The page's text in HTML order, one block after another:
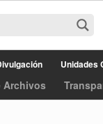
Unidades
Archivos